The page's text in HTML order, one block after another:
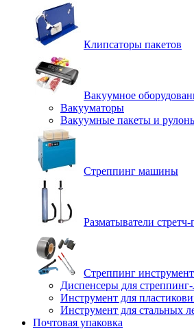
Клипсаторы пакетов
Вакуумное
Вакууматоры
Вакуумные пакеты и
Стреппинг машины
Разматыватели
Стреппинг инструмент
Диспенсеры для
Инструмент для
Инструмент для стальных
Почтовая упаковка